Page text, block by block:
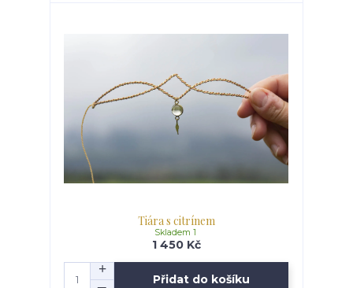
Tiára s citrínem
1 450 Kč
Skladem 1
Přidat do košíku